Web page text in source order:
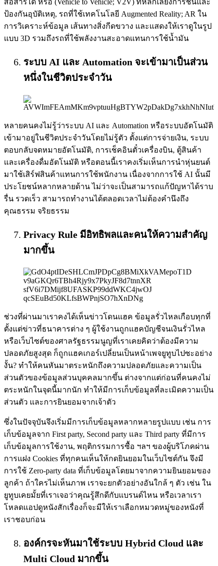
ป้องกันอุบัติเหตุ, รถที่ใช้เทคโนโลยี Augmented Reality; AR ใน
การวิเคราะห์ข้อมูล เส้นทางสิ่งกีดขวาง และแสดงให้เราดูในรูป
แบบ 3D รวมถึงรถที่ใช้พลังงานสะอาดแทนการใช้น้ำมัน
ระบบ AI และ Automation จะเข้ามาเป็นส่วน
หนึ่งในชีวิตประจำวัน
หลายคนคงไม่รู้ว่าระบบ AI และ Automation หรือระบบอัตโนมัติ
เข้ามาอยู่ในชีวิตประจำวันโดยไม่รู้ตัว ตั้งแต่การจ่ายเงิน, ระบบ
ตอบกลับจดหมายอัตโนมัติ, การเช็คอินตั๋วเครื่องบิน, ตู้สินค้า
และเครื่องดื่มอัตโนมัติ หรือตอนนี้เราคงเริ่มเห็นการนำหุ่นยนต์
มาใช้เสิร์ฟสินค้าแทนการใช้พนักงาน เนื่องจากการใช้ AI นั้นมี
ประโยชน์หลากหลายด้าน ไม่ว่าจะเป็นสามารถแก้ปัญหาได้ราบ
รื่น รวดเร็ว สามารถทำงานได้ตลอดเวลาไม่ต้องคำนึงถึง
คุณธรรม จริยธรรม
Privacy Rule มีอิทธิพลและคนให้ความสำคัญ
มากขึ้น
ช่วงที่ผ่านมาเราคงได้เห็นข่าวโดนแฮค ข้อมูลรั่วไหลเกือบทุกที่
ตั้งแต่ข่าวที่ธนาคารต่าง ๆ ผู้ใช้งานถูกแฮคบัญชีจนเงินรั่วไหล
หรือเว็บไซต์ของศาลรัฐธรรมนูญที่เราเคยคิดว่าต้องมีความ
ปลอดภัยสูงสุด ก็ถูกแฮคเกอร์เปลี่ยนเป็นหน้าเพจยูทูบไปซะอย่าง
งั้น? ทำให้คนหันมาตระหนักถึงความปลอดภัยและความเป็น
ส่วนตัวของข้อมูลส่วนบุคคลมากขึ้น ต่างจากแต่ก่อนที่คนคงไม่
ตระหนักในจุดนี้มากนัก ทำให้มีการเก็บข้อมูลที่ละเมิดความเป็น
ส่วนตัว และการยินยอมจากเจ้าตัว
ซึ่งในปัจจุบันจึงเริ่มมีการเก็บข้อมูลหลากหลายรูปแบบ เช่น การ
เก็บข้อมูลจาก First party, Second party และ Third party ที่มีการ
เก็บข้อมูลการใช้งาน, พฤติกรรมการซื้อ ฯลฯ ของผู้บริโภคผ่าน
การแฝง Cookies ที่ทุกคนเห็นให้กดยินยอมในเว็บไซต์กัน จึงมี
การใช้ Zero-party data ที่เก็บข้อมูลโดยมาจากความยินยอมของ
ลูกค้า ถ้าใครไม่เห็นภาพ เราจะยกตัวอย่างอันใกล้ ๆ ตัว เช่น ใน
ยูทูบเคยมั้ยที่เราเจอว่าคุณรู้สึกดีกับแบรนด์ไหน หรือเวลาเรา
โหลดแอปดูหนังสักเรื่องก็จะมีให้เราเลือกหมวดหมู่ของหนังที่
เราชอบก่อน
องค์กรจะหันมาใช้ระบบ Hybrid Cloud และ
Multi Cloud มากขึ้น